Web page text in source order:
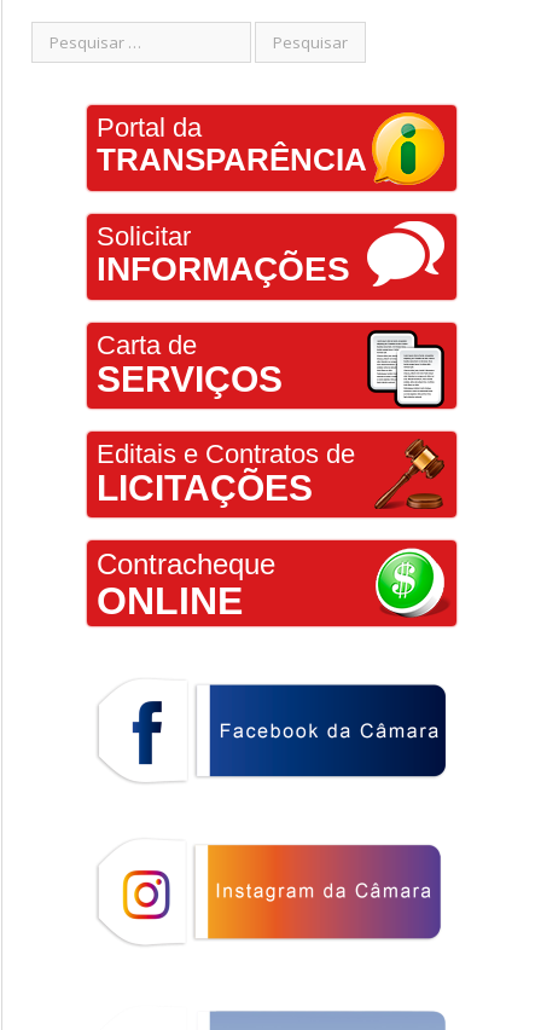
Portal da
TRANSPARÊNCIA
Solicitar
INFORMAÇÕES
Carta de
SERVIÇOS
Editais e Contratos de
LICITAÇÕES
Contracheque
ONLINE